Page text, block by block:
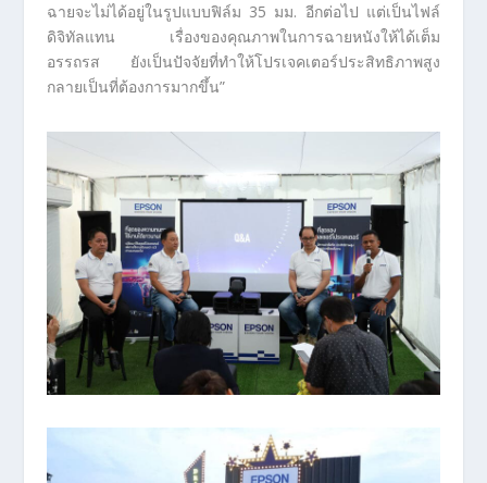
ฉายจะไม่ได้อยู่ในรูปแบบฟิล์ม 35 มม. อีกต่อไป แต่เป็นไฟล์
ดิจิทัลแทน เรื่องของคุณภาพในการฉายหนังให้ได้เต็ม
อรรถรส ยังเป็นปัจจัยที่ทำให้โปรเจคเตอร์ประสิทธิภาพสูง
กลายเป็นที่ต้องการมากขึ้น”